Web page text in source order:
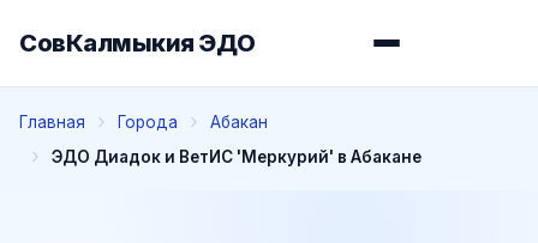
СовКалмыкия ЭДО
Главная Города
Абакан
ЭДО Диадок и ВетИС 'Меркурий' в Абакане